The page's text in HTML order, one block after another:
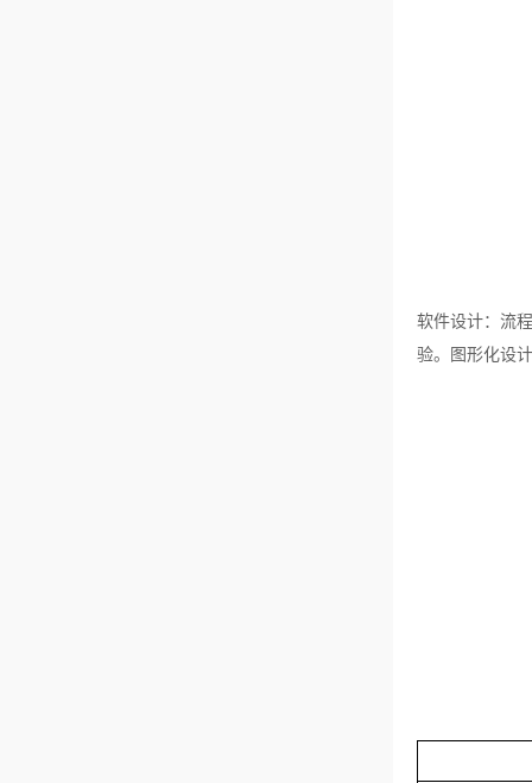
软件设计：流
验。图形化设